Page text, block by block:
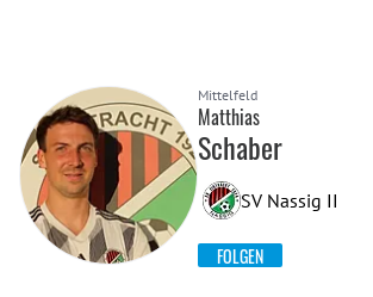
Mittelfeld
Matthias
Schaber
SV Nassig II
FOLGEN